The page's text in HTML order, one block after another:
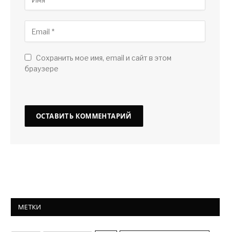
Сохранить мое имя, email и сайт в этом
браузере
МЕТКИ